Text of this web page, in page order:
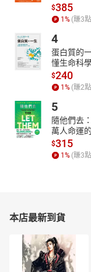
$385
1 % (賺3
4
蛋白質的
懂生命科
$240
1 % (賺2
5
隨他們去
萬人命運
書】
$315
1 % (賺3
本店最新到貨